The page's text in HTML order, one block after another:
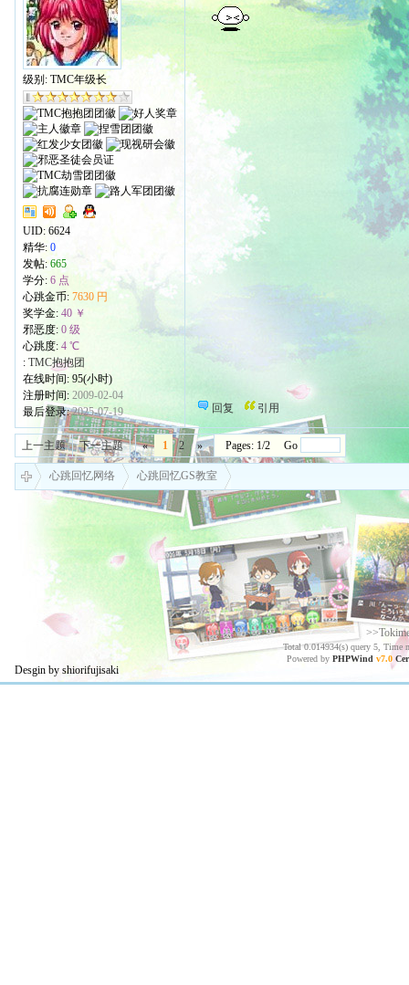
级别: TMC年级长
UID: 6624
精华: 0
发帖:665
学分: 6 点
心跳金币: 7630 円
奖学金: 40 ￥
邪恶度: 0 级
心跳度: 4 ℃
: TMC抱抱团
在线时间: 95(小时)
注册时间: 2009-02-04
最后登录:2025-07-19 回复 引用
上一主题 下一主题 « 1 2 » Pages: 1/2 Go
心跳回忆网络 心跳回忆GS教室
Total 0.014934(s) query 5, Time
Powered by PHPWind v7.0
Desgin by shiorifujisaki